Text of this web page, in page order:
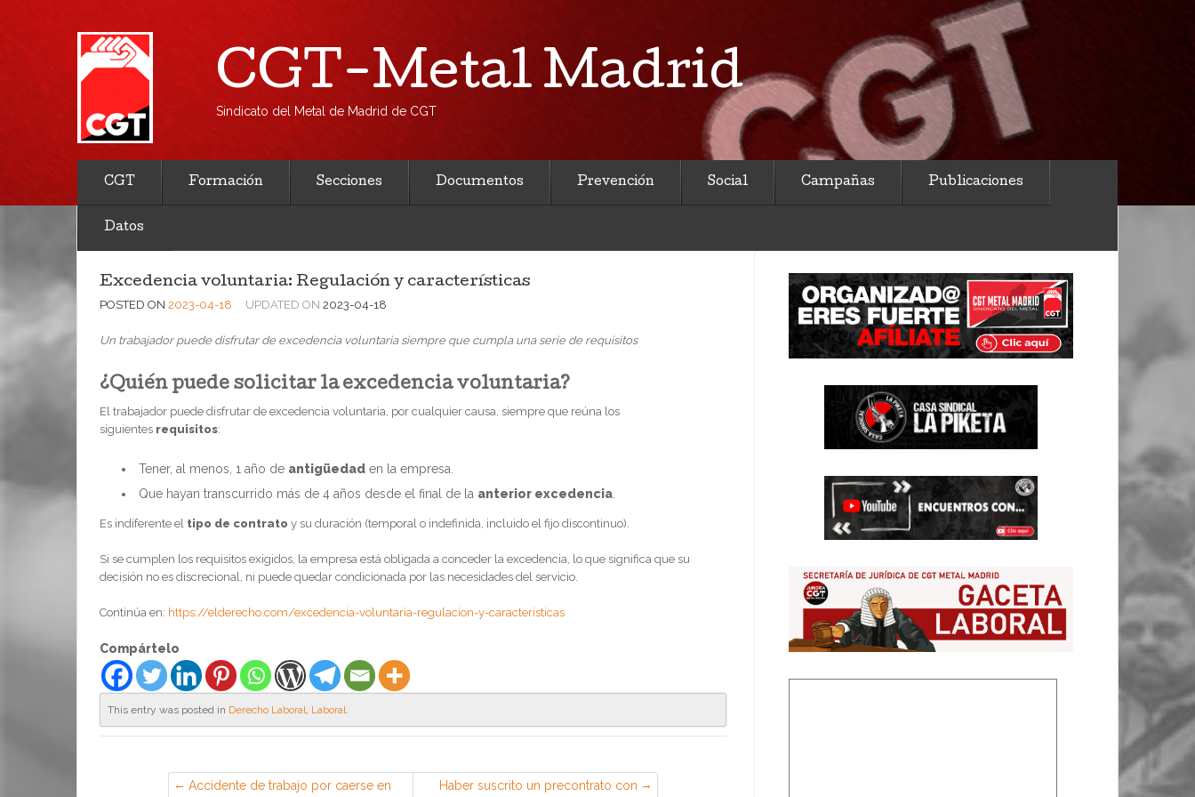
CGT-Metal Madrid
Sindicato del Metal de Madrid de CGT
CGT Formación Secciones Documentos Prevención Social Campañas Publicaciones
Datos
Excedencia voluntaria: Regulación y características
POSTED ON 2023-04-18 UPDATED ON 2023-04-18
Un trabajador puede disfrutar de excedencia voluntaria siempre que cumpla una serie de requisitos
¿Quién puede solicitar la excedencia voluntaria?
El trabajador puede disfrutar de excedencia voluntaria, por cualquier causa, siempre que reúna los
siguientes requisitos:
Tener, al menos, 1 año de antigüedad en la empresa.
Que hayan transcurrido más de 4 años desde el final de la anterior excedencia
Es indiferente el tipo de contrato y su duración (temporal o indefinida, incluido el fijo discontinuo).
Si se cumplen los requisitos exigidos, la empresa está obligada a conceder la excedencia, lo que significa que su
decisión no es discrecional, ni puede quedar condicionada por las necesidades del servicio.
Continúa en: https://elderecho.com/excedencia-voluntaria-regulacion-y-caracteristicas
Compártelo
This entry was posted in Derecho Laboral, Laboral.
Accidente de trabajo por caerse en
Haber suscrito un precontrato con